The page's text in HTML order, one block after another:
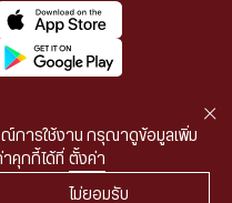
reserved.| Web::*
ณ์การใช้งาน กรุณาดูข้อมูลเพิ่ม
คุกกี้ได้ที่ ตั้งค่า
ไม่ยอมรับ